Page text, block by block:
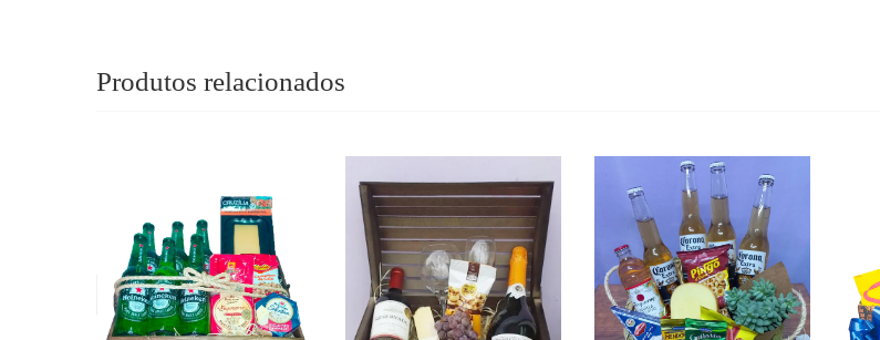
Produtos relacionados